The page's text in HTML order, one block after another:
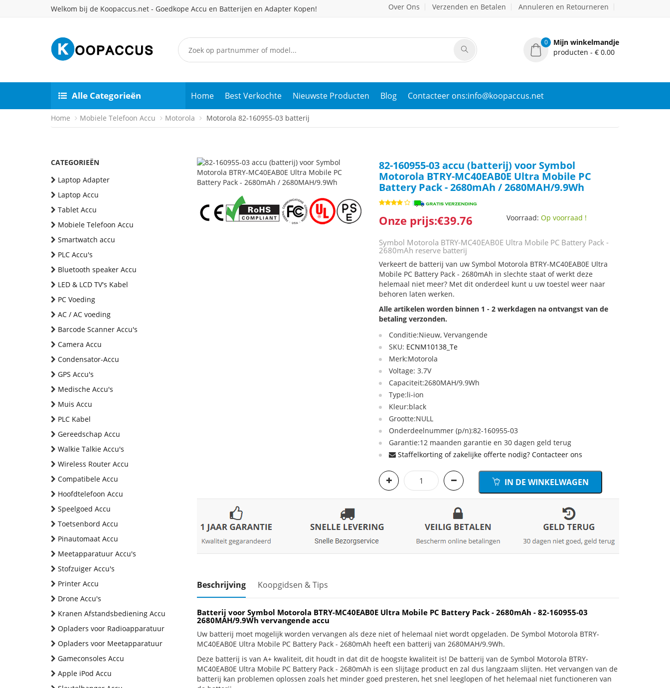
Welkom bij de Koopaccus.net - Goedkope Accu en Batterijen en Adapter Kopen! Over Ons Verzenden en Betalen Annuleren en Retourneren
0
Mijn winkelmandje
producten - € 0.00
Alle Categorieën Home Best Verkochte Nieuwste Producten Blog Contacteer ons:info@koopaccus.net
Home Mobiele Telefoon Accu Motorola Motorola 82-160955-03 batterij
CATEGORIEËN
Laptop Adapter
Laptop Accu
Tablet Accu
Mobiele Telefoon Accu
Smartwatch accu
PLC Accu's
Bluetooth speaker Accu
LED & LCD TV's Kabel
PC Voeding
AC / AC voeding
Barcode Scanner Accu's
Camera Accu
Condensator-Accu
GPS Accu's
Medische Accu's
Muis Accu
PLC Kabel
Gereedschap Accu
Walkie Talkie Accu's
Wireless Router Accu
Compatibele Accu
Hoofdtelefoon Accu
Speelgoed Accu
Toetsenbord Accu
Pinautomaat Accu
Meetapparatuur Accu's
Stofzuiger Accu's
Printer Accu
Drone Accu's
Kranen Afstandsbediening Accu
Opladers voor Radioapparatuur
Opladers voor Meetapparatuur
Gameconsoles Accu
Apple iPod Accu
82-160955-03 accu (batterij) voor Symbol
Motorola BTRY-MC40EAB0E Ultra Mobile PC
Battery Pack - 2680mAh / 2680MAH/9.9Wh
Onze prijs:€39.76 Voorraad:Op voorraad !
Symbol Motorola BTRY-MC40EAB0E Ultra Mobile PC Battery Pack -
2680mAh reserve batterij
Verkeert de batterij van uw Symbol Motorola BTRY-MC40EAB0E Ultra
Mobile PC Battery Pack - 2680mAh in slechte staat of werkt deze
helemaal niet meer? Met dit onderdeel kunt u uw toestel weer naar
behoren laten werken.
Alle artikelen worden binnen 1 - 2 werkdagen na ontvangst van de
betaling verzonden.
Conditie:Nieuw, Vervangende
SKU: ECNM10138_Te
Merk:Motorola
Voltage: 3.7V
Capaciteit:2680MAH/9.9Wh
Type:li-ion
Kleur:black
Grootte:NULL
Onderdeelnummer (p/n):82-160955-03
Garantie:12 maanden garantie en 30 dagen geld terug
Staffelkorting of zakelijke offerte nodig? Contacteer ons
IN DE WINKELWAGEN
Beschrijving Koopgidsen & Tips
Batterij voor Symbol Motorola BTRY-MC40EAB0E Ultra Mobile PC Battery Pack - 2680mAh - 82-160955-03
2680MAH/9.9Wh vervangende accu
Uw batterij moet mogelijk worden vervangen als deze niet of helemaal niet wordt opgeladen. De Symbol Motorola BTRY-
MC40EAB0E Ultra Mobile PC Battery Pack - 2680mAh heeft een batterij van 2680MAH/9.9Wh.
Deze batterij is van A+ kwaliteit, dit houdt in dat dit de hoogste kwaliteit is! De batterij van de Symbol Motorola BTRY-
MC40EAB0E Ultra Mobile PC Battery Pack - 2680mAh is een slijtage product en zal dus langzaam slijten. Het vervangen van de
batterij kan problemen oplossen zoals het minder goed presteren, het snel leeglopen of het helemaal niet functioneren van